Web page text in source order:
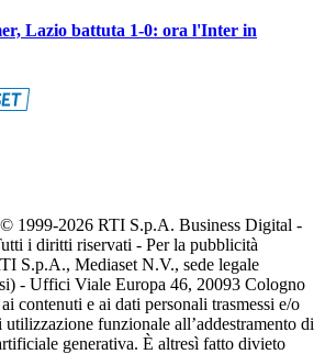
Lazio battuta 1-0: ora l'Inter in
1999-2026 RTI S.p.A. Business Digital -
i diritti riservati - Per la pubblicità
S.p.A., Mediaset N.V., sede legale
- Uffici Viale Europa 46, 20093 Cologno
contenuti e ai dati personali trasmessi e/o
funzionale all’addestramento di
generativa. È altresì fatto divieto